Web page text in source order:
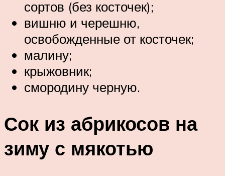
сортов (без косточек);
вишню и черешню,
освобожденные от косточек;
малину;
крыжовник;
смородину черную.
Сок из абрикосов на
зиму с мякотью